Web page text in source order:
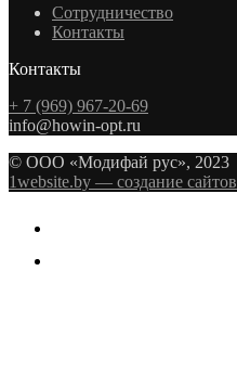
Сотрудничество
Контакты
Контакты
+ 7 (969) 967-20-69
info@howin-opt.ru
© ООО «Модифай рус», 2023
1website.by — создание сайтов